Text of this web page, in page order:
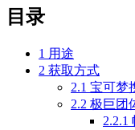
目录
1 用途
2 获取方式
2.1 宝可梦
2.2 极巨团
2.2.1